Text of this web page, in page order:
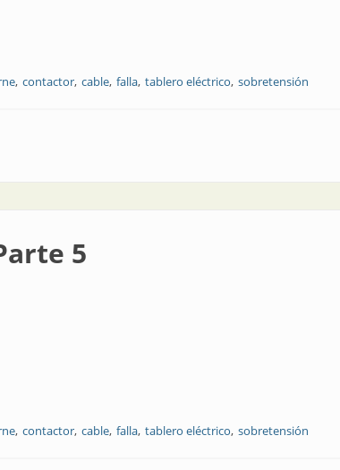
contactor cable falla tablero eléctrico sobretensión
5
contactor cable falla tablero eléctrico sobretensión